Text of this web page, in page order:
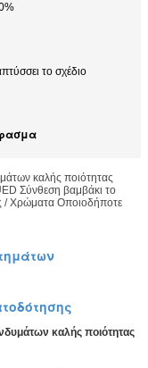
το σχέδιο
καλής ποιότητας
Σύνθεση βαμβάκι το
/ Χρώματα Οποιοδήποτε
καλής ποιότητας